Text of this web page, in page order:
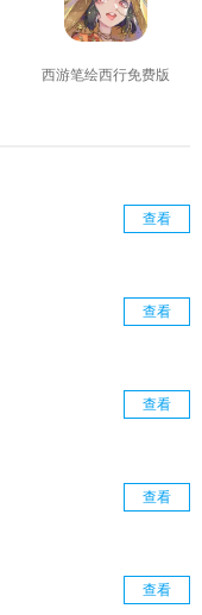
西游笔绘西行免费版
查看
查看
查看
查看
查看